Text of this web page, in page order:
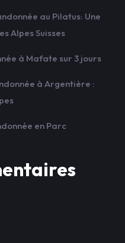
au Pilatus: Une
Alpes Suisses
à Mafate sur 3 jours
à Argentière :
en Parc